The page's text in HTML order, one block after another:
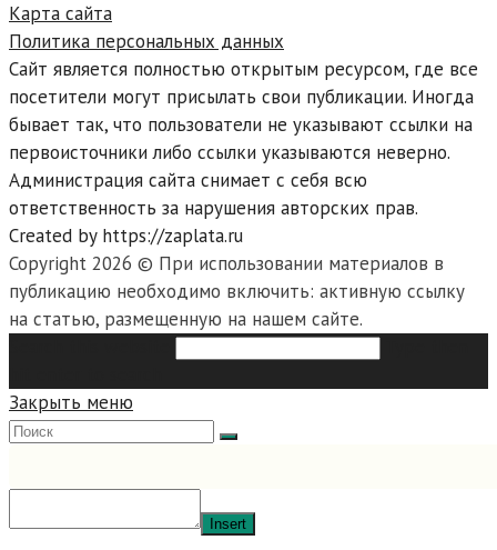
Карта сайта
Политика персональных данных
Сайт является полностью открытым ресурсом, где все
посетители могут присылать свои публикации. Иногда
бывает так, что пользователи не указывают ссылки на
первоисточники либо ссылки указываются неверно.
Администрация сайта снимает с себя всю
ответственность за нарушения авторских прав.
Created by https://zaplata.ru
Copyright 2026 © При использовании материалов в
публикацию необходимо включить: активную ссылку
на статью, размещенную на нашем сайте.
Закрыть меню
Insert